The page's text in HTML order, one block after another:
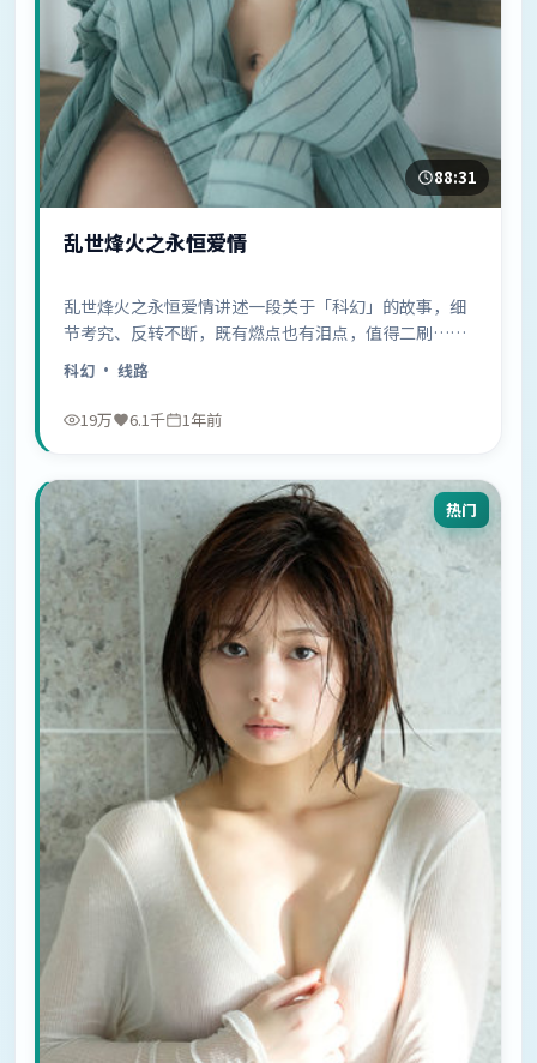
88:31
乱世烽火之永恒爱情
乱世烽火之永恒爱情讲述一段关于「科幻」的故事，细
节考究、反转不断，既有燃点也有泪点，值得二刷……
科幻 · 线路
19万 6.1千 1年前
热门